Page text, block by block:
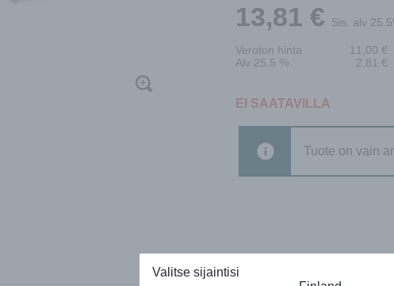
Valitse sijaintisi
13,81 € Sis. alv
Veroton hinta 11,00 €
Alv 25.5 %
2,81 €
EI SAATAVILLA
Tuote on vain